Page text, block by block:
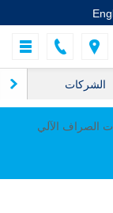
الشركات
الصراف الآلي